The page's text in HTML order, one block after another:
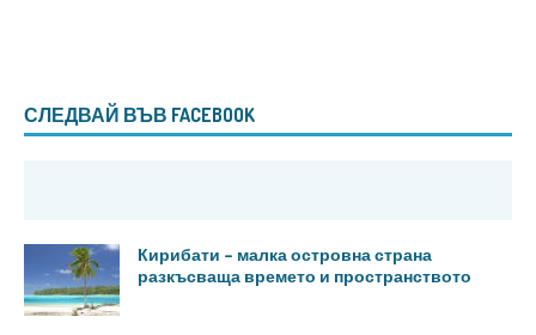
СЛЕДВАЙ ВЪВ FACEBOOK
Кирибати – малка островна страна
разкъсваща времето и пространството